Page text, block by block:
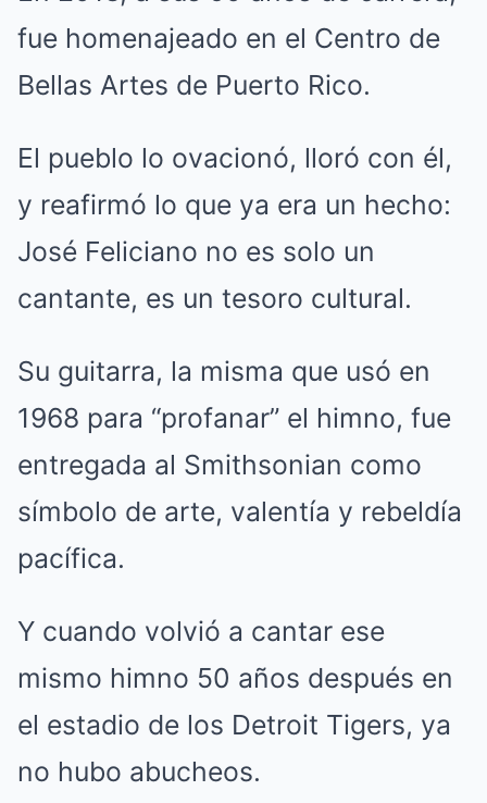
fue homenajeado en el Centro de
Bellas Artes de Puerto Rico.
El pueblo lo ovacionó, lloró con él,
y reafirmó lo que ya era un hecho:
José Feliciano no es solo un
cantante, es un tesoro cultural.
Su guitarra, la misma que usó en
1968 para “profanar” el himno, fue
entregada al Smithsonian como
símbolo de arte, valentía y rebeldía
pacífica.
Y cuando volvió a cantar ese
mismo himno 50 años después en
el estadio de los Detroit Tigers, ya
no hubo abucheos.